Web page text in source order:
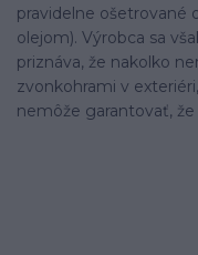
pravidelne ošetrované
olejom). Výrobca sa
priznáva, že nakolko
zvonkohrami v exteriéri,
nemôže garantovať,